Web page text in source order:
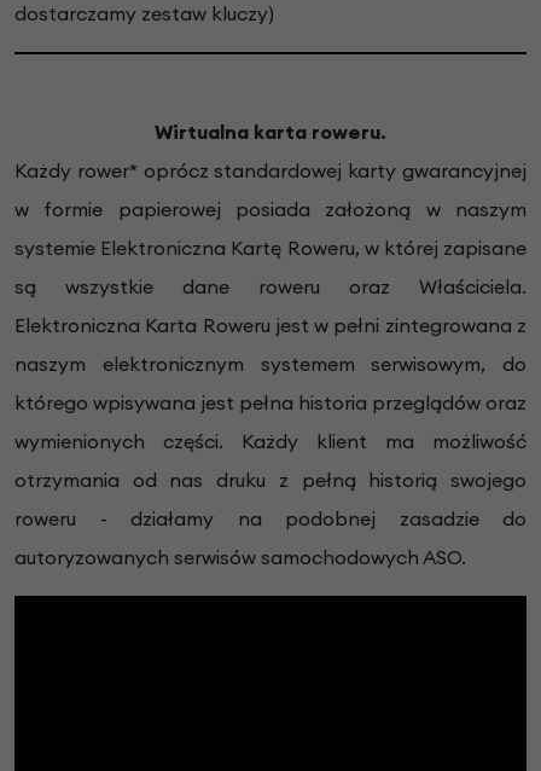
dostarczamy zestaw kluczy)
Wirtualna karta roweru.
Każdy rower* oprócz standardowej karty gwarancyjnej
w formie papierowej posiada założoną w naszym
systemie Elektroniczna Kartę Roweru, w której zapisane
są wszystkie dane roweru oraz Właściciela.
Elektroniczna Karta Roweru jest w pełni zintegrowana z
naszym elektronicznym systemem serwisowym, do
którego wpisywana jest pełna historia przeglądów oraz
wymienionych części. Każdy klient ma możliwość
otrzymania od nas druku z pełną historią swojego
roweru - działamy na podobnej zasadzie do
autoryzowanych serwisów samochodowych ASO.